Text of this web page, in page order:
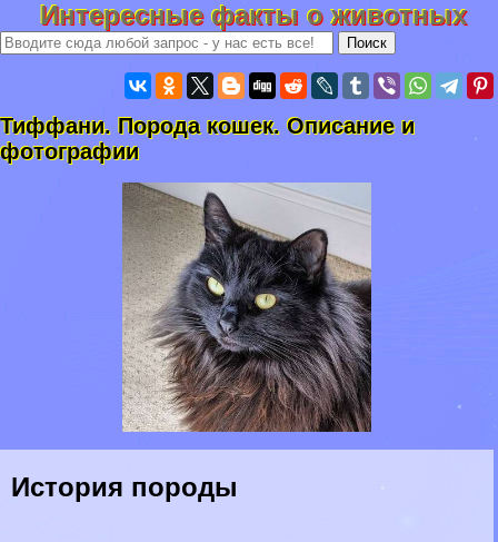
Интересные факты о животных
Тиффани. Порода кошек. Описание и
фотографии
История породы